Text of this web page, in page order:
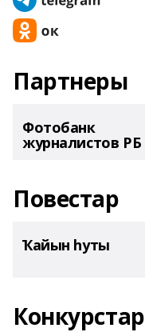
Партнеры
Фотобанк
журналистов РБ
Повестар
Ҡайын һуты
Конкурстар